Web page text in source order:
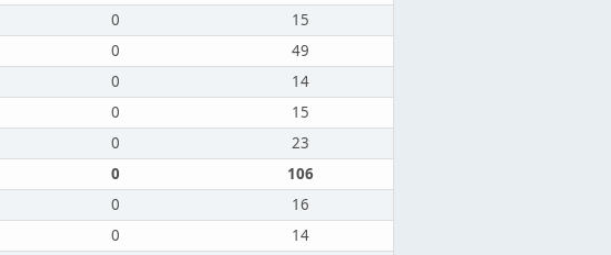
0
15
0
49
0
14
0
15
0
23
0
106
0
16
0
14